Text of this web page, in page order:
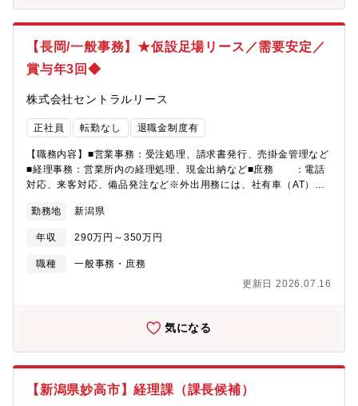
専門家と連携して業務提供する機会も多くあります。クライアン
トは、ベンチャー企業から上場企業まで規模も業種も様々で、ク
ライアントの成長をサポートすることで、クライアントとともに
成長できる、経営者から頼られるパートナーとなることができる
仕事です。【職務内容例】■法人総合税務サービス国内企業に対し
く提供します・法人に係る全般的な税務相談・法人税・消費税・
ティング・グループ通算制度導入支援・電子帳簿保存法対応支
ス・企業オーナーの所得税・贈与税・相続税申告及びコンサルテ
ィング・経営承継アドバイス 等【本ポジションの魅力】・デロ
イト トーマツグループ内の広く深い専門知見・多様な経験を保有
するメンバーと協働し、ご自身のスキルや知見を磨ける環境があ
済への貢献を実感できます。・比較的ワークライフバランスを取
す。【キャリアステップ】個々人のスキルを見ながら、より難易
度の高い業務を任せたり、次のチャレンジステップをご用意しま
取り組んでいただきます。・在宅勤務制補助金支援あり（書籍・
ェルジュサービス・ベビーシッター代金補助等※配属ユニット/時
【長岡/一般事務】★仮設足場リース／需要安定／
賞与年3回◆
株式会社セントラルリース
正社員 転勤なし 退職金制度有
【職務内容】■営業事務：受注処理、請求書発行、売掛金管理など
■経理事務：営業所内の経理処理、現金出納など■庶務 ：電話
対応、来客対応、備品発注など※外出用務には、社有車（AT）又
方でも、充分なサポート体制をとります。
勤務地 新潟県
年収 290万円～350万円
職種
一般事務・庶務
更新日 2026.07.16
気になる
【新潟県妙高市】経理課（課長候補）